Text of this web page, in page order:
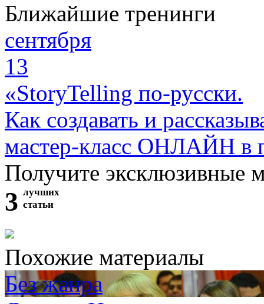
Ближайшие тренинги
сентября
13
«StoryTelling по-русски.
Как создавать и
мастер-класс ОНЛАЙН в
Получите эксклюзивные
3 лучших
статьи
Похожие материалы
Без жанра